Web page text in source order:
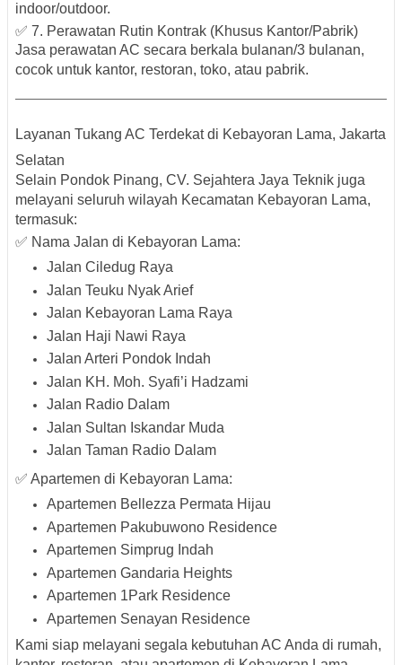
indoor/outdoor.
✅ 7. Perawatan Rutin Kontrak (Khusus Kantor/Pabrik)
Jasa perawatan AC secara berkala bulanan/3 bulanan,
cocok untuk kantor, restoran, toko, atau pabrik.
Layanan Tukang AC Terdekat di Kebayoran Lama, Jakarta
Selatan
Selain Pondok Pinang, CV. Sejahtera Jaya Teknik juga
melayani seluruh wilayah Kecamatan Kebayoran Lama,
termasuk:
✅ Nama Jalan di Kebayoran Lama:
Jalan Ciledug Raya
Jalan Teuku Nyak Arief
Jalan Kebayoran Lama Raya
Jalan Haji Nawi Raya
Jalan Arteri Pondok Indah
Jalan KH. Moh. Syafi’i Hadzami
Jalan Radio Dalam
Jalan Sultan Iskandar Muda
Jalan Taman Radio Dalam
✅ Apartemen di Kebayoran Lama:
Apartemen Bellezza Permata Hijau
Apartemen Pakubuwono Residence
Apartemen Simprug Indah
Apartemen Gandaria Heights
Apartemen 1Park Residence
Apartemen Senayan Residence
Kami siap melayani segala kebutuhan AC Anda di rumah,